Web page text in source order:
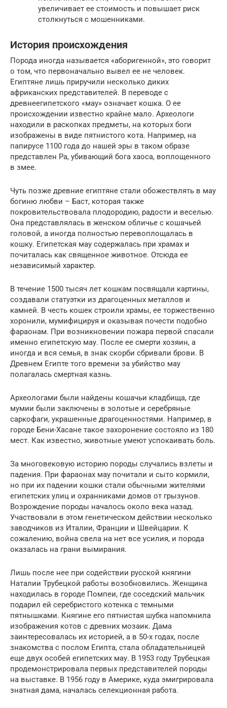
увеличивает ее стоимость и повышает риск
столкнуться с мошенниками.
История происхождения
Порода иногда называется «аборигенной», это говорит
о том, что первоначально вывел ее не человек.
Египтяне лишь приручили несколько диких
африканских представителей. В переводе с
древнеегипетского «мау» означает кошка. О ее
происхождении известно крайне мало. Археологи
находили в раскопках предметы, на которых боги
изображены в виде пятнистого кота. Например, на
папирусе 1100 года до нашей эры в таком образе
представлен Ра, убивающий бога хаоса, воплощенного
в змее.
Чуть позже древние египтяне стали обожествлять в мау
богиню любви – Баст, которая также
покровительствовала плодородию, радости и веселью.
Она представлялась в женском обличье с кошачьей
головой, а иногда полностью перевоплощалась в
кошку. Египетская мау содержалась при храмах и
почиталась как священное животное. Отсюда ее
независимый характер.
В течение 1500 тысяч лет кошкам посвящали картины,
создавали статуэтки из драгоценных металлов и
камней. В честь кошек строили храмы, ее торжественно
хоронили, мумифицируя и оказывая почести подобно
фараонам. При возникновении пожара первой спасали
именно египетскую мау. После ее смерти хозяин, а
иногда и вся семья, в знак скорби сбривали брови. В
Древнем Египте того времени за убийство мау
полагалась смертная казнь.
Археологами были найдены кошачьи кладбища, где
мумии были заключены в золотые и серебряные
саркофаги, украшенные драгоценностями. Например, в
городе Бени-Хасане такое захоронение состояло из 180
мест. Как известно, животные умеют успокаивать боль.
За многовековую историю породы случались взлеты и
падения. При фараонах мау почитали и сыто кормили,
но при их падении кошки стали обычными жителями
египетских улиц и охранниками домов от грызунов.
Возрождение породы началось около века назад.
Участвовали в этом генетическом действии несколько
заводчиков из Италии, Франции и Швейцарии. К
сожалению, война свела на нет все усилия, и порода
оказалась на грани вымирания.
Лишь после нее при содействии русской княгини
Наталии Трубецкой работы возобновились. Женщина
находилась в городе Помпеи, где соседский мальчик
подарил ей серебристого котенка с темными
пятнышками. Княгине его пятнистая шубка напомнила
изображения котов с древних мозаик. Дама
заинтересовалась их историей, а в 50-х годах, после
знакомства с послом Египта, стала обладательницей
еще двух особей египетских мау. В 1953 году Трубецкая
продемонстрировала первых представителей породы
на выставке. В 1956 году в Америке, куда эмигрировала
знатная дама, началась селекционная работа.